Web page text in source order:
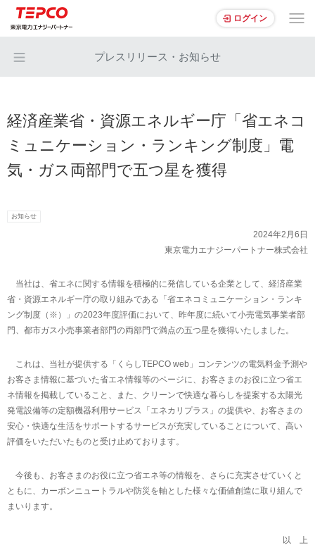
ログイン
プレスリリース・お知らせ
経済産業省・資源エネルギー庁「省エネコ
ミュニケーション・ランキング制度」電
気・ガス両部門で五つ星を獲得
お知らせ
2024年2月6日
東京電力エナジーパートナー株式会社
当社は、省エネに関する情報を積極的に発信している企業として、経済産業
省・資源エネルギー庁の取り組みである「省エネコミュニケーション・ランキ
ング制度（※）」の2023年度評価において、昨年度に続いて小売電気事業者部
門、都市ガス小売事業者部門の両部門で満点の五つ星を獲得いたしました。
これは、当社が提供する「くらしTEPCO web」コンテンツの電気料金予測や
お客さま情報に基づいた省エネ情報等のページに、お客さまのお役に立つ省エ
ネ情報を掲載していること、また、クリーンで快適な暮らしを提案する太陽光
発電設備等の定額機器利用サービス「エネカリプラス」の提供や、お客さまの
安心・快適な生活をサポートするサービスが充実していることについて、高い
評価をいただいたものと受け止めております。
今後も、お客さまのお役に立つ省エネ等の情報を、さらに充実させていくと
ともに、カーボンニュートラルや防災を軸とした様々な価値創造に取り組んで
まいります。
以 上